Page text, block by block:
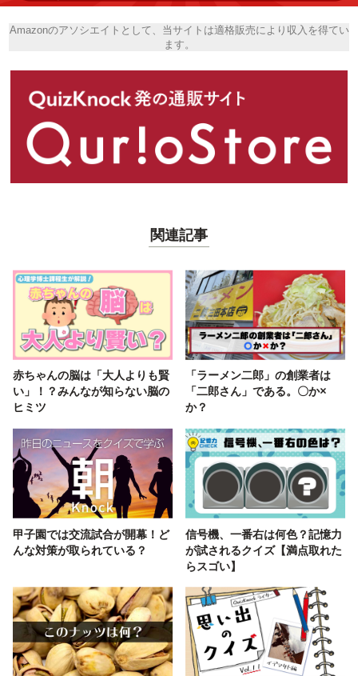
Amazonのアソシエイトとして、当サイトは適格販売により収入を得てい
ます。
関連記事
赤ちゃんの脳は「大人よりも賢
い」！？みんなが知らない脳の
ヒミツ
「ラーメン二郎」の創業者は
「二郎さん」である。〇か×
か？
甲子園では交流試合が開幕！ど
んな対策が取られている？
信号機、一番右は何色？記憶力
が試されるクイズ【満点取れた
らスゴい】